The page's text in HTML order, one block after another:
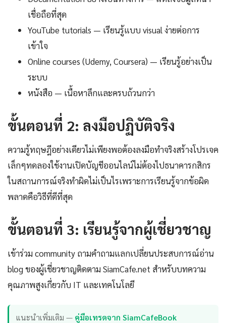
เชื่อถือที่สุด
YouTube tutorials — เรียนรู้แบบ visual ง่ายต่อการ
เข้าใจ
Online courses (Udemy, Coursera) — เรียนรู้อย่างเป็น
ระบบ
หนังสือ — เนื้อหาลึกและครบถ้วนกว่า
ขั้นตอนที่ 2: ลงมือปฏิบัติจริง
ความรู้ทฤษฎีอย่างเดียวไม่เพียงพอต้องลงมือทำจริงสร้างโปรเจค
เล็กๆทดลองใช้งานเปิดบัญชีออนไลน์ไม่ต้องไปธนาคารกสิกร
ในสถานการณ์จริงทำผิดไม่เป็นไรเพราะการเรียนรู้จากข้อผิด
พลาดคือวิธีที่ดีที่สุด
ขั้นตอนที่ 3: เรียนรู้จากผู้เชี่ยวชาญ
เข้าร่วม community ถามคำถามแลกเปลี่ยนประสบการณ์อ่าน
blog ของผู้เชี่ยวชาญติดตาม SiamCafe.net สำหรับบทความ
คุณภาพสูงเกี่ยวกับ IT และเทคโนโลยี
แนะนำเพิ่มเติม — คู่มือเทรดจาก SiamCafeBook